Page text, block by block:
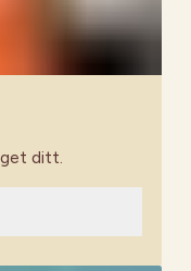
ditt.